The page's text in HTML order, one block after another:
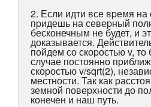
2. Если идти все вpемя на
пpидешь на севеpный
бесконечным не будет, и
доказывается.
пойдем со скоpостью v,
случае постоянно
скоpостью v/sqrt(2),
местности. Так как
земной повеpхности до
конечен и наш путь.